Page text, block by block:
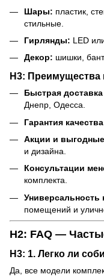
Шары: пластик,
стильные.
Гирлянды: LED
Декор: шишки,
H3: Преимущества
Быстрая доставка
Днепр, Одесса.
Гарантия качества
Акции и
и дизайна.
Консультации
комплекта.
Универсальность
помещений и
H2: FAQ —
H3: 1. Легко ли
Да, все модели